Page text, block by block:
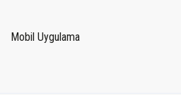
Mobil Uygulama